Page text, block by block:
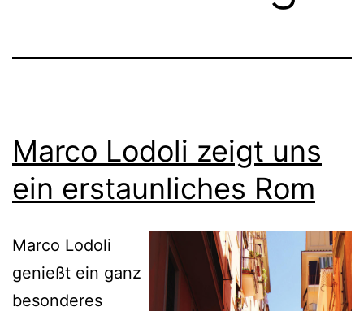
Marco Lodoli zeigt uns
ein erstaunliches Rom
Marco Lodoli
genießt ein ganz
besonderes